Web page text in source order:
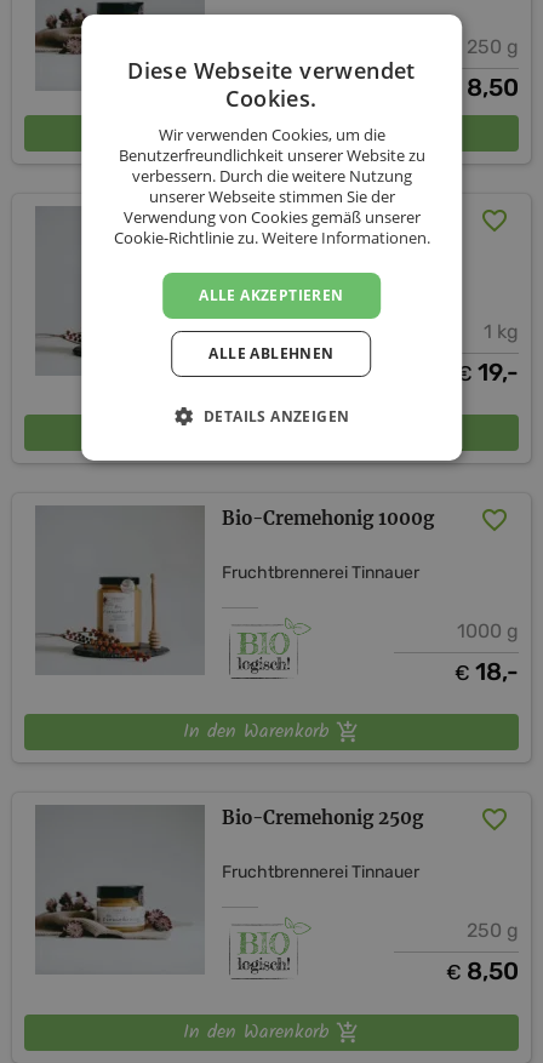
250 g
8,50
In den Warenkorb
BIO Cremehonig
Fruchtbrennerei Tinnauer
1 kg
€ 19,-
In den Warenkorb
Bio-Cremehonig 1000g
Fruchtbrennerei Tinnauer
1000 g
€ 18,-
In den Warenkorb
Bio-Cremehonig 250g
Fruchtbrennerei Tinnauer
250 g
€ 8,50
In den Warenkorb
Diese Webseite verwendet
Cookies.
Wir verwenden Cookies, um die
Benutzerfreundlichkeit unserer Website zu
verbessern. Durch die weitere Nutzung
unserer Webseite stimmen Sie der
Verwendung von Cookies gemäß unserer
Cookie-Richtlinie zu.Weitere Informationen.
ALLE AKZEPTIEREN
ALLE ABLEHNEN
DETAILS ANZEIGEN